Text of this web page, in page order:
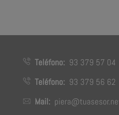
Teléfono: 93 379 57 04
Teléfono: 93 379 56 62
Mail: